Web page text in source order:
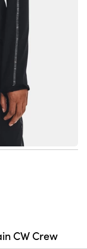
CW Crew